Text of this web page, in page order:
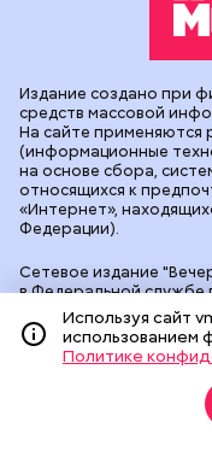
Сетевое издание
в Федеральной службе
информационных
(Роскомнадзор).
90524 от 09.12.2025.
"Вечерняя Москва".
Геннадьевич
Бумажный пр-д, д. 14,
.
Издание создано при
средств массовой
На сайте применяются
(информационные
на основе сбора,
относящихся к
«Интернет»,
Федерации).
Используя сайт
использованием
Политике